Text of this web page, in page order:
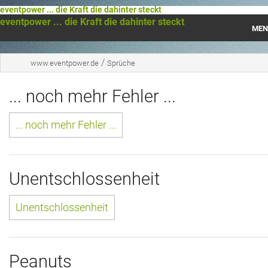
eventpower ... die Kraft die dahinter steckt
eventpower ... die Kraft die dahinter steckt
Startseite
Das war 2021
Das war 2020
Das war 2018
Das war 2017
Das war 2016
www.eventpower.de / Sprüche
... noch mehr Fehler ...
... noch mehr Fehler ...
Unentschlossenheit
Unentschlossenheit
Peanuts